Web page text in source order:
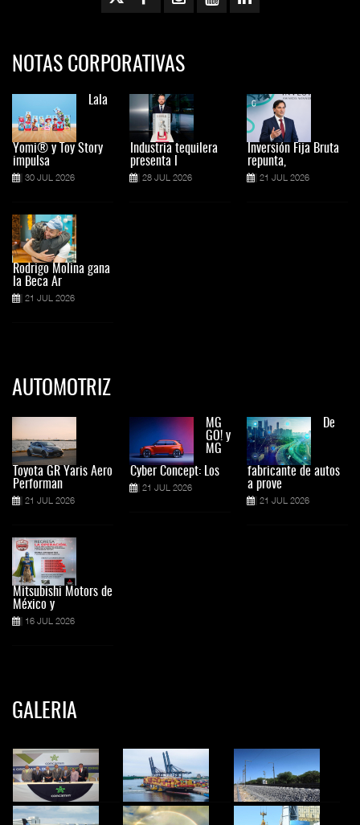
NOTAS CORPORATIVAS
Lala
Yomi® y Toy Story
impulsa
30 JUL 2026
Rodrigo Molina gana
la Beca Ar
21 JUL 2026
Industria tequilera
presenta l
28 JUL 2026
Inversión Fija Bruta
repunta,
21 JUL 2026
AUTOMOTRIZ
Toyota GR Yaris Aero
Performan
21 JUL 2026
Mitsubishi Motors de
México y
16 JUL 2026
MG
GO! y
MG
Cyber Concept: Los
21 JUL 2026
De
fabricante de autos
a prove
21 JUL 2026
GALERIA